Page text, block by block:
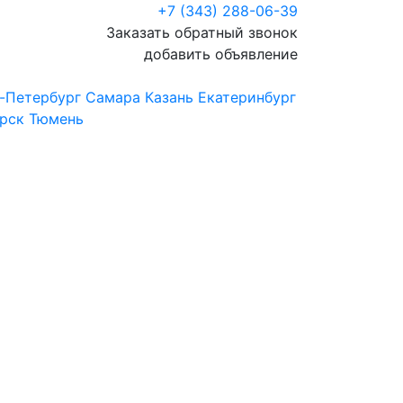
+7 (343) 288-06-39
Заказать обратный звонок
добавить объявление
Петербург Самара Казань Екатеринбург
Тюмень